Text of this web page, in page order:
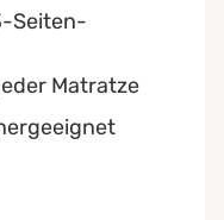
Seiten-
Matratze